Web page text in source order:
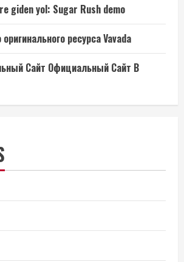
giden yol: Sugar Rush demo
ресурса Vavada
Сайт Официальный Сайт В